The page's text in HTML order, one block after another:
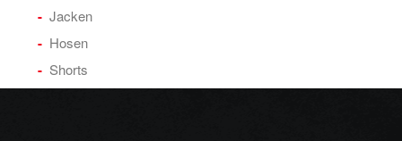
Jacken
Hosen
Shorts